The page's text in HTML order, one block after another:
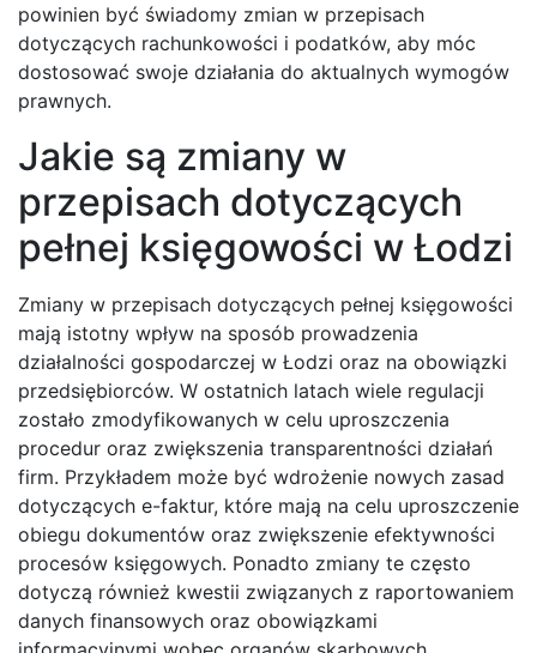
powinien być świadomy zmian w przepisach
dotyczących rachunkowości i podatków, aby móc
dostosować swoje działania do aktualnych wymogów
prawnych.
Jakie są zmiany w
przepisach dotyczących
pełnej księgowości w Łodzi
Zmiany w przepisach dotyczących pełnej księgowości
mają istotny wpływ na sposób prowadzenia
działalności gospodarczej w Łodzi oraz na obowiązki
przedsiębiorców. W ostatnich latach wiele regulacji
zostało zmodyfikowanych w celu uproszczenia
procedur oraz zwiększenia transparentności działań
firm. Przykładem może być wdrożenie nowych zasad
dotyczących e-faktur, które mają na celu uproszczenie
obiegu dokumentów oraz zwiększenie efektywności
procesów księgowych. Ponadto zmiany te często
dotyczą również kwestii związanych z raportowaniem
danych finansowych oraz obowiązkami